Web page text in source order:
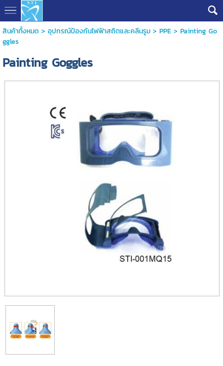
สินค้าทั้งหมด> อุปกรณ์ป้องกันไฟฟ้าสถิตและคลีนรูม> PPE> Painting Go
ggles
Painting Goggles